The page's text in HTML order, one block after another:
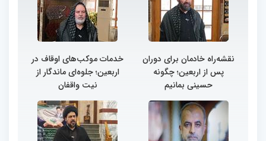
نقشه‌راه خادمان برای دوران
پس از اربعین؛ چگونه
حسینی بمانیم
خدمات موکب‌های اوقاف در
اربعین؛ جلوه‌ای ماندگار از
نیت واقفان